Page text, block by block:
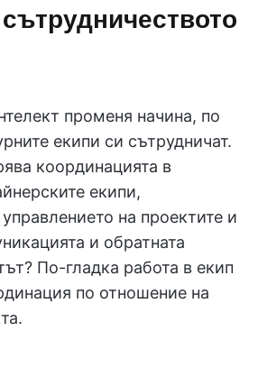
променя начина, по
екипи си сътрудничат.
координацията в
екипи,
на проектите и
и обратната
По-гладка работа в екип
по отношение на